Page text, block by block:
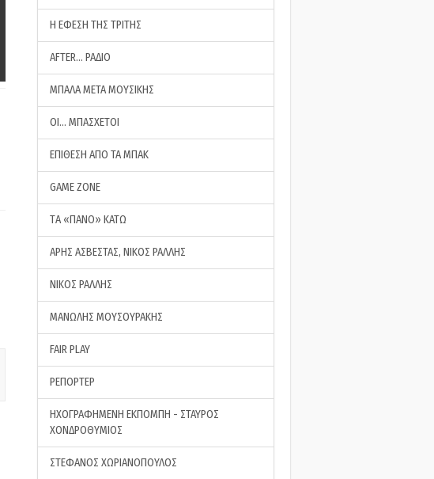
Η ΕΦΕΣΗ ΤΗΣ ΤΡΙΤΗΣ
AFTER… ΡΑΔΙΟ
ΜΠΑΛΑ ΜΕΤΑ ΜΟΥΣΙΚΗΣ
ΟΙ… ΜΠΑΣΧΕΤΟΙ
ΕΠΙΘΕΣΗ ΑΠΟ ΤΑ ΜΠΑΚ
GAME ZONE
ΤA «ΠΑΝΟ» ΚΑΤΩ
ΑΡΗΣ ΑΣΒΕΣΤΑΣ, ΝΙΚΟΣ ΡΑΛΛΗΣ
ΝΙΚΟΣ ΡΑΛΛΗΣ
ΜΑΝΩΛΗΣ ΜΟΥΣΟΥΡΑΚΗΣ
FAIR PLAY
ΡΕΠΟΡΤΕΡ
ΗΧΟΓΡΑΦΗΜΕΝΗ ΕΚΠΟΜΠΗ - ΣΤΑΥΡΟΣ
ΧΟΝΔΡΟΘΥΜΙΟΣ
ΣΤΕΦΑΝΟΣ ΧΩΡΙΑΝΟΠΟΥΛΟΣ